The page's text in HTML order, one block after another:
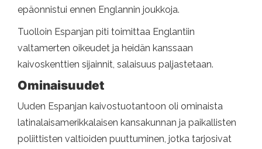
epäonnistui ennen Englannin joukkoja.
Tuolloin Espanjan piti toimittaa Englantiin
valtamerten oikeudet ja heidän kanssaan
kaivoskenttien sijainnit, salaisuus paljastetaan.
Ominaisuudet
Uuden Espanjan kaivostuotantoon oli ominaista
latinalaisamerikkalaisen kansakunnan ja paikallisten
poliittisten valtioiden puuttuminen, jotka tarjosivat